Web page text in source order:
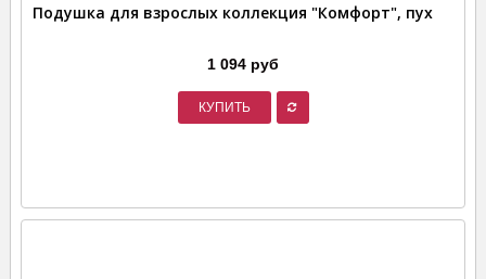
Подушка для взрослых коллекция "Комфорт", пух
1 094 руб
КУПИТЬ